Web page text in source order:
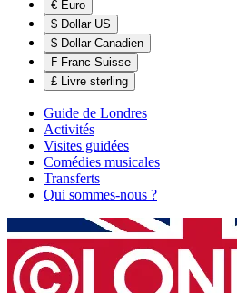
€ Euro
$ Dollar US
$ Dollar Canadien
₣ Franc Suisse
£ Livre sterling
Guide de Londres
Activités
Visites guidées
Comédies musicales
Transferts
Qui sommes-nous ?